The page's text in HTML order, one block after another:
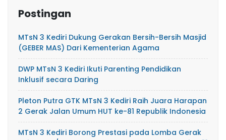
Postingan
MTsN 3 Kediri Dukung Gerakan Bersih-Bersih Masjid
(GEBER MAS) Dari Kementerian Agama
DWP MTsN 3 Kediri Ikuti Parenting Pendidikan
Inklusif secara Daring
Pleton Putra GTK MTsN 3 Kediri Raih Juara Harapan
2 Gerak Jalan Umum HUT ke-81 Republik Indonesia
MTsN 3 Kediri Borong Prestasi pada Lomba Gerak